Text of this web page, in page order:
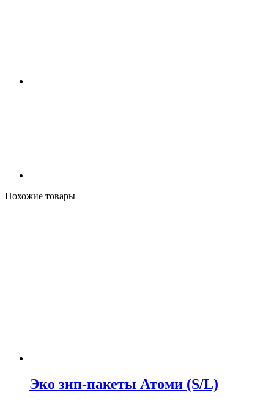
Похожие товары
Эко зип-пакеты Атоми (S/L)